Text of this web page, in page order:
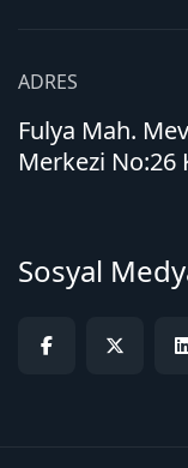
ADRES
Fulya Mah.
Merkezi No:26
Sosyal